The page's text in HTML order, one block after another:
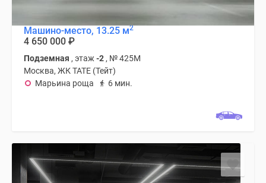
Машино-место, 13.25 м2
4 650 000 ₽
Подземная , этаж -2 , № 425М
Москва, ЖК TATE (Тейт)
Марьина роща
6 мин.